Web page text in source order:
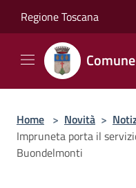
Regione Toscana
Home > Novità >
Impruneta porta il
Buondelmonti